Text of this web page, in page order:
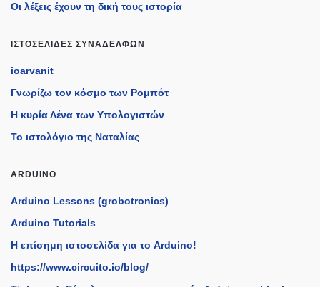
Οι λέξεις έχουν τη δική τους ιστορία
ΙΣΤΟΣΕΛΊΔΕΣ ΣΥΝΑΔΈΛΦΩΝ
ioarvanit
Γνωρίζω τον κόσμο των Ρομπότ
Η κυρία Λένα των Υπολογιστών
Το ιστολόγιο της Ναταλίας
ARDUINO
Arduino Lessons (grobotronics)
Arduino Tutorials
H επίσημη ιστοσελίδα για το Arduino!
https://www.circuito.io/blog/